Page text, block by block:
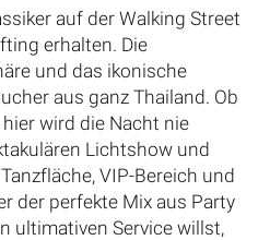
auf der Walking Street
erhalten. Die
und das ikonische
aus ganz Thailand. Ob
wird die Nacht nie
Lichtshow und
VIP-Bereich und
der perfekte Mix aus Party
ultimativen Service willst,